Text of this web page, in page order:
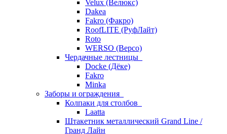
Velux (Велюкс)
Dakea
Fakro (Факро)
RoofLITE (РуфЛайт)
Roto
WERSO (Версо)
Чердачные лестницы
Docke (Дёке)
Fakro
Minka
Заборы и ограждения
Колпаки для столбов
Laatta
Штакетник металлический Grand Line /
Гранд Лайн